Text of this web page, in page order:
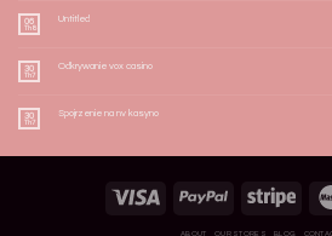
06
Th8
Untitled
30
Th7
Odkrywanie vox casino
30
Th7
Spojrzenie na nv kasyno
ABOUT OUR STORES BLOG